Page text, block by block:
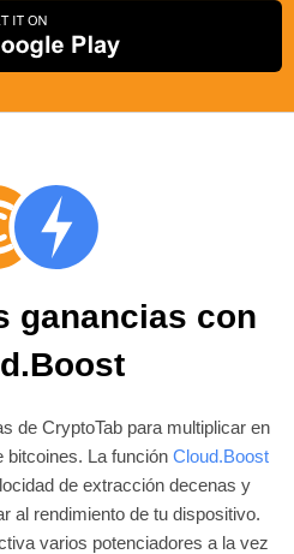
ganancias con
de CryptoTab para multiplicar en
bitcoines. La función Cloud.Boost
de extracción decenas y
al rendimiento de tu dispositivo.
varios potenciadores a la vez